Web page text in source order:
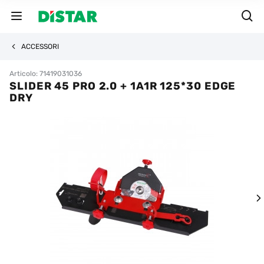
ACCESSORI
Articolo: 71419031036
SLIDER 45 PRO 2.0 + 1A1R 125*30 EDGE
DRY